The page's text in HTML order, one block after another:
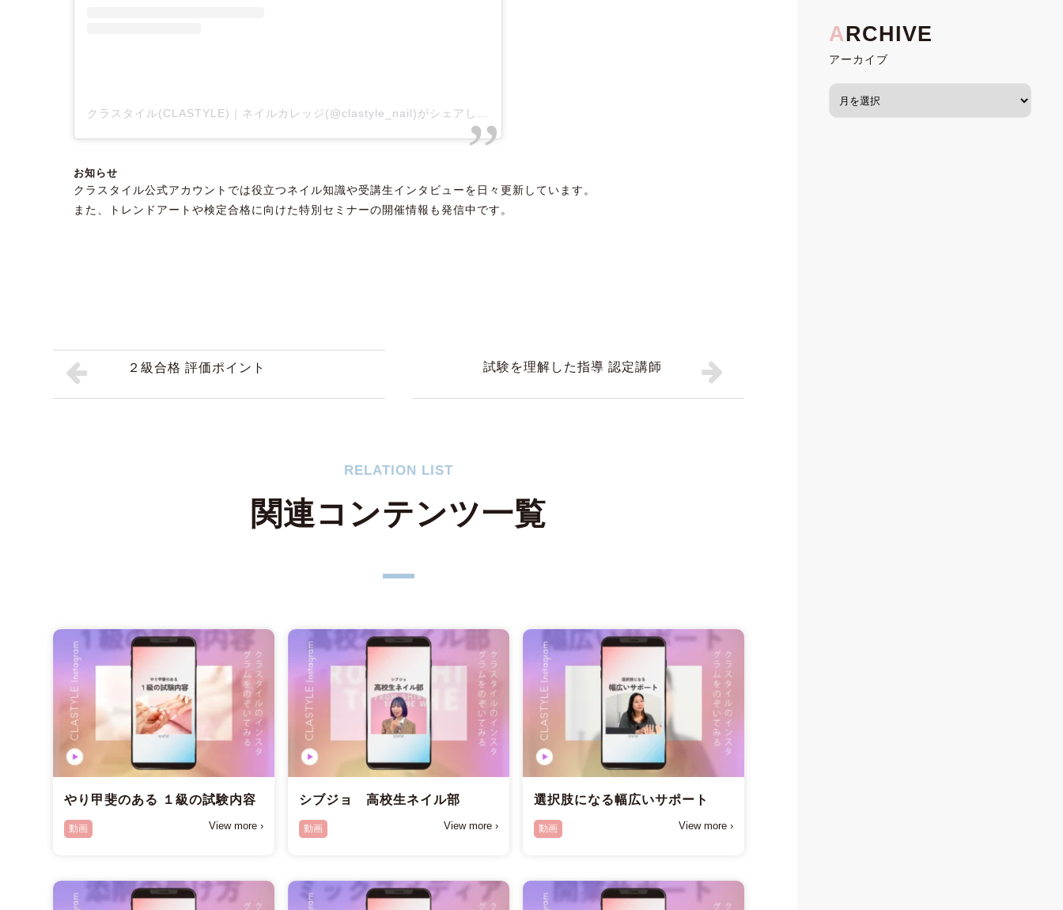
お知らせ
クラスタイル公式アカウントでは役立つネイル知識や受講生インタビューを日々更新しています。
また、トレンドアートや検定合格に向けた特別セミナーの開催情報も発信中です。
２級合格 評価ポイント 試験を理解した指導 認定講師
RELATION LIST
関連コンテンツ一覧
やり甲斐のある １級の試験内容
動画 View more ›
シブジョ 高校生ネイル部
動画 View more ›
選択肢になる幅広いサポート
動画 View more ›
アーカイブ